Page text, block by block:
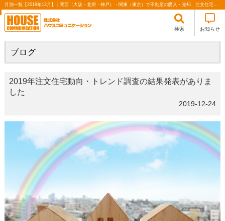
月別一覧【2019年12月】 | 関西（大阪・北摂・神戸）・関東（東京）で不動産の購入・売却、注文住宅、リノベーションの事なら株式会社ハウスコミュニケーション
検索 お知らせ
ブログ
2019年注文住宅動向・トレンド調査の結果発表がありま
した
2019-12-24